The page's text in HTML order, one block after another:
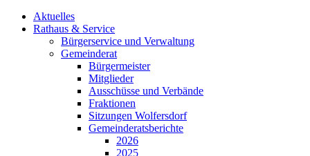
Aktuelles
Rathaus & Service
Bürgerservice und Verwaltung
Gemeinderat
Bürgermeister
Mitglieder
Ausschüsse und Verbände
Fraktionen
Sitzungen Wolfersdorf
Gemeinderatsberichte
2026
2025